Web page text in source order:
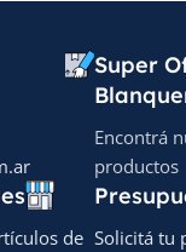
Super
Encontrá
productos
de Solicitá tu